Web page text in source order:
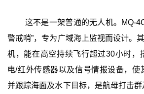
这不是一架普通的无人机。MQ-
警戒哨”，专为广域海上监视而设计。
机，能在高空持续飞行超过30小时，
电/红外传感器以及信号情报设备，使
并跟踪海面及水下目标，是航母打击